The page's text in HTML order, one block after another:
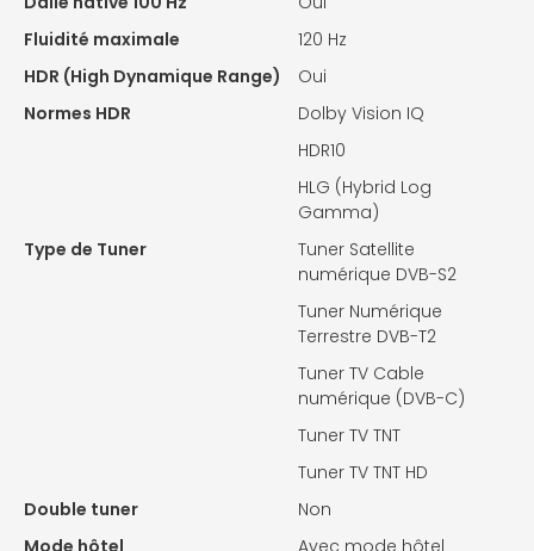
Fluidité maximale
120 Hz
HDR (High Dynamique Range)
Oui
Normes HDR
Dolby Vision IQ
HDR10
HLG (Hybrid Log
Gamma)
Type de Tuner
Tuner Satellite
numérique DVB-S2
Tuner Numérique
Terrestre DVB-T2
Tuner TV Cable
numérique (DVB-C)
Tuner TV TNT
Tuner TV TNT HD
Double tuner
Non
Mode hôtel
Avec mode hôtel